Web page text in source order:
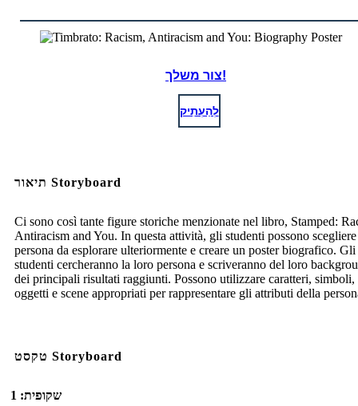
צור משלך!
לְהַעְתִיק
תיאור Storyboard
Ci sono così tante figure storiche menzionate nel libro, Stamped:
Antiracism and You. In questa attività, gli studenti possono
persona da esplorare ulteriormente e creare un poster biografico. Gli
studenti cercheranno la loro persona e scriveranno del loro
dei principali risultati raggiunti. Possono utilizzare caratteri, simboli,
oggetti e scene appropriati per rappresentare gli attributi della
טקסט Storyboard
שקופית: 1